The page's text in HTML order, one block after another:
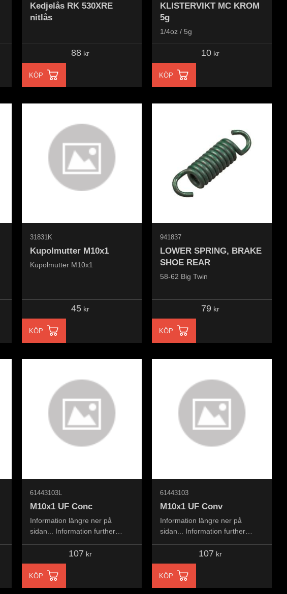
Kedjelås RK 530XRE
nitlås
88kr
KÖP
KLISTERVIKT MC KROM
5g
1/4oz / 5g
10kr
KÖP
Kupolmutter M10x1
Kupolmutter M10x1
31831K
45kr
KÖP
LOWER SPRING, BRAKE
SHOE REAR
58-62 Big Twin
941837
79kr
KÖP
M10x1 UF Conc
Information längre ner på
sidan... Information further
61443103L
107 kr
KÖP
M10x1 UF Conv
Information längre ner på
sidan... Information further
61443103
107 kr
KÖP